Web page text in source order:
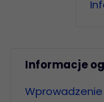
Informacje
Wprowadzenie